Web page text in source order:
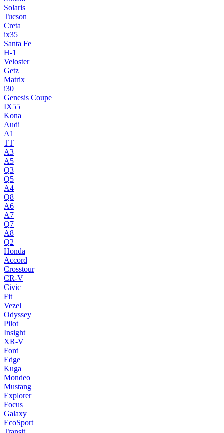
Solaris
Tucson
Creta
ix35
Santa Fe
H-1
Veloster
Getz
Matrix
i30
Genesis Coupe
IX55
Kona
Audi
A1
TT
A3
A5
Q3
Q5
A4
Q8
A6
A7
Q7
A8
Q2
Honda
Accord
Crosstour
CR-V
Civic
Fit
Vezel
Odyssey
Pilot
Insight
XR-V
Ford
Edge
Kuga
Mondeo
Mustang
Explorer
Focus
Galaxy
EcoSport